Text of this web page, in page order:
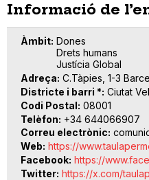
Informació de
Àmbit Dones
Drets humans
Justícia Global
Adreça C.Tàpies, 1-3
Districte i barri * Ciutat
Codi Postal 08001
Telèfon +34 644066907
Correu electrònic
Web https://
Facebook https://
Twitter https://x.com/